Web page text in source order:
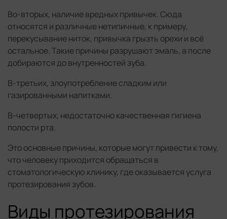
Во-вторых, наличие вредных привычек. Сюда
относятся и различные нетипичные, к примеру,
перекусывание ниток, привычка грызть орехи и всё
остальное. Такие причины разрушают эмаль, а после
добираются до внутренностей зуба.
В-третьих, злоупотребление сладким или
газированными напитками.
В-четвертых, недостаточно качественная гигиена
полости рта.
Это основные причины, которые могут привести к тому,
что человеку приходится обращаться в
стоматологическую клинику, где оказывается услуга
протезирования зубов.
Виды протезирования